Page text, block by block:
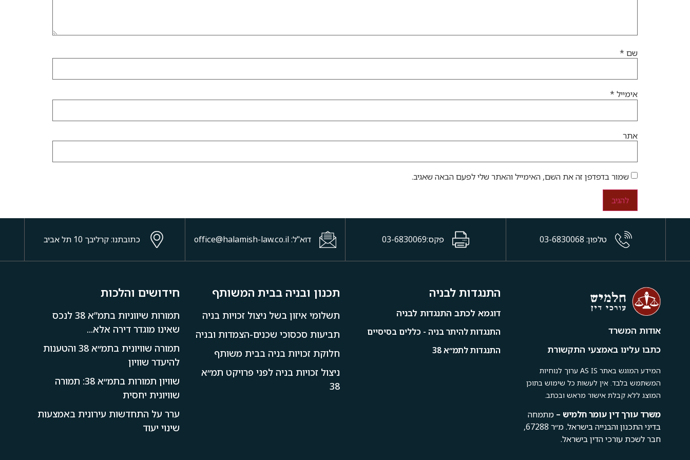
שם *
אימייל *
אתר
שמור בדפדפן זה את השם, האימייל והאתר שלי לפעם הבאה שאגיב.
טלפון: 03-6830068 פקס:03-6830069 דוא"ל: office@halamish-law.co.il כתובתנו: קרליבך 10 תל אביב
אודות המשרד
כתבו עלינו באמצעי התקשורת
המידע המוגש באתר AS IS ערוך לנוחיות
המשתמש בלבד. אין לעשות כל שימוש בתוכן
המוצג ללא קבלת אישור מראש ובכתב.
משרד עורךדיןעומרחלמיש – מתמחה
בדיני התכנון והבנייה בישראל. מ״ר 67288,
חבר לשכת עורכי הדין בישראל.
התנגדות לבניה
דוגמא לכתב התנגדות לבניה
התנגדות להיתר בניה - כללים בסיסיים
התנגדות לתמ״א 38
תכנון ובניה בבית המשותף
תשלומי איזון בשל ניצול זכויות בניה
תביעות סכסוכי שכנים-הצמדות ובניה
חלוקת זכויות בניה בבית משותף
ניצול זכויות בניה לפני פרויקט תמ״א
38
חידושים והלכות
תמורות שיווניות בתמ”א 38 לנכס
שאינו מוגדר דירה אלא...
תמורה שוויונית בתמ״א 38 והטענות
להיעדר שוויון
שוויון תמורות בתמ״א 38: תמורה
שוויונית יחסית
ערר על התחדשות עירונית באמצעות
שינוי יעוד